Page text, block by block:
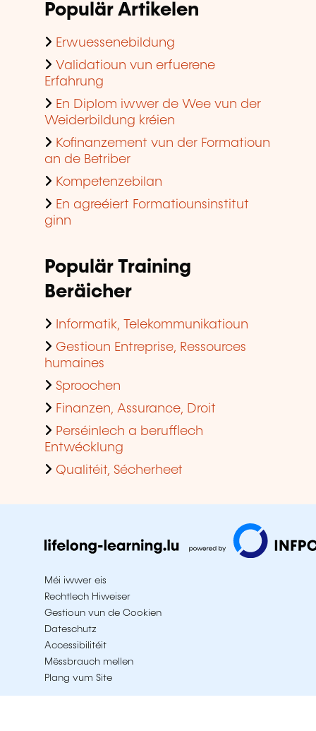
Populär Artikelen
Erwuessenebildung
Validatioun vun erfuerene
Erfahrung
En Diplom iwwer de Wee vun der
Weiderbildung kréien
Kofinanzement vun der Formatioun
an de Betriber
Kompetenzebilan
En agreéiert Formatiounsinstitut
ginn
Populär Training
Beräicher
Informatik, Telekommunikatioun
Gestioun Entreprise, Ressources
humaines
Sproochen
Finanzen, Assurance, Droit
Perséinlech a berufflech
Entwécklung
Qualitéit, Sécherheet
Méi iwwer eis
Rechtlech Hiweiser
Gestioun vun de Cookien
Dateschutz
Accessibilitéit
Mëssbrauch mellen
Plang vum Site